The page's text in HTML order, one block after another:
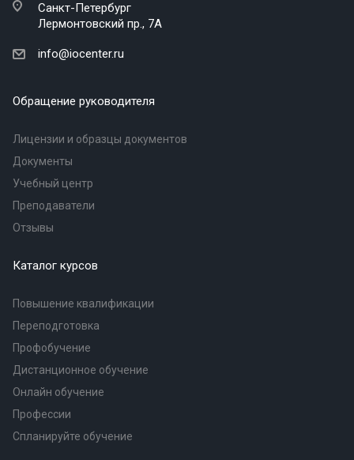
Санкт-Петербург
Лермонтовский пр., 7А
info@iocenter.ru
Обращение руководителя
Лицензии и образцы документов
Документы
Учебный центр
Преподаватели
Отзывы
Каталог курсов
Повышение квалификации
Переподготовка
Профобучение
Дистанционное обучение
Онлайн обучение
Профессии
Спланируйте обучение